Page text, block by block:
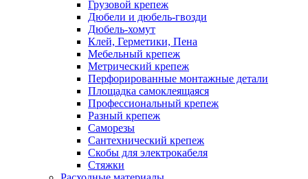
Грузовой крепеж
Дюбели и дюбель-гвозди
Дюбель-хомут
Клей, Герметики, Пена
Мебельный крепеж
Метрический крепеж
Перфорированные монтажные детали
Площадка самоклеящаяся
Профессиональный крепеж
Разный крепеж
Саморезы
Сантехнический крепеж
Скобы для электрокабеля
Стяжки